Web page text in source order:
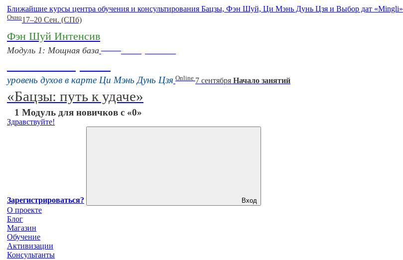
Ближайшие курсы центра обучения и консультирования Бацзы, Фэн Шуй, Ци Мэнь Дунь Цзя и Выбор дат «Mingli»
Очно17–20 Сен. (СПб)
Фэн Шуй Интенсив
Модуль 1: Мощная база
уровень духов в карте Ци Мэнь Дунь Цзя Online 7 сентября Начало занятий
«Бацзы: путь к удаче»
1 Модуль для новичков с «0»
Здравствуйте!
Зарегистрироваться? Вход
О проекте
Блог
Магазин
Обучение
Активизации
Консультанты